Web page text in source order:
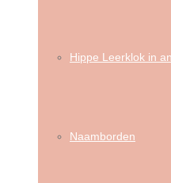
Hippe Leerklok in
Naamborden